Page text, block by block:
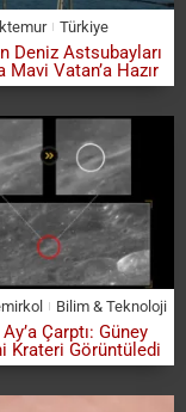
Türkiye
Deniz Astsubayları
Mavi Vatan’a Hazır
Bilim & Teknoloji
Çarptı: Güney
Krateri Görüntüledi